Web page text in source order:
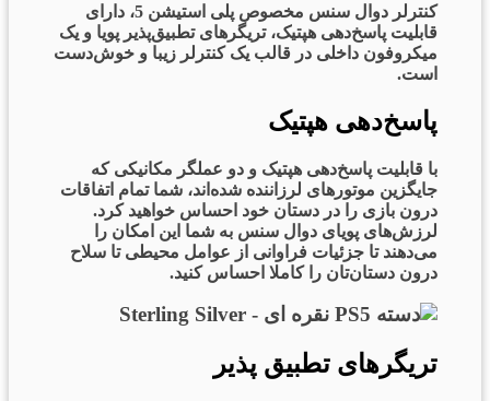
کنترلر دوال سنس مخصوص پلی استیشن 5، دارای
قابلیت پاسخ‌دهی هپتیک، تریگرهای تطبیق‌پذیر پویا و یک
میکروفون داخلی در قالب یک کنترلر زیبا و خوش‌دست
است.
پاسخ‌دهی هپتیک
با قابلیت پاسخ‌دهی هپتیک و دو عملگر مکانیکی که
جایگزین موتورهای لرزاننده شده‌اند، شما تمام اتفاقات
درون بازی را در دستان خود احساس خواهید کرد.
لرزش‌های پویای دوال سنس به شما این امکان را
می‌دهند تا جزئیات فراوانی از عوامل محیطی تا سلاح
درون دستان‌تان را کاملا احساس کنید.
تریگرهای تطبیق پذیر